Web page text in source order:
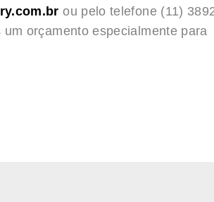
ou pelo telefone (11)
orçamento especialmente para